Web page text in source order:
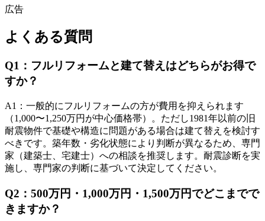
広告
よくある質問
Q1 ： フルリフォームと建て替えはどちらがお得で
すか？
A1 ： 一般的にフルリフォームの方が費用を抑えられます
（1,000〜1,250万円が中心価格帯）。ただし1981年以前の旧
耐震物件で基礎や構造に問題がある場合は建て替えを検討す
べきです。築年数・劣化状態により判断が異なるため、専門
家（建築士、宅建士）への相談を推奨します。耐震診断を実
施し、専門家の判断に基づいて決定してください。
Q2 ： 500万円・1,000万円・1,500万円でどこまでで
きますか？